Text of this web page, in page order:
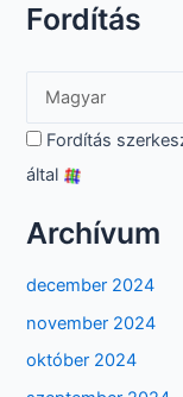
Fordítás
Fordítás
által
Archívum
december 2024
november 2024
október 2024